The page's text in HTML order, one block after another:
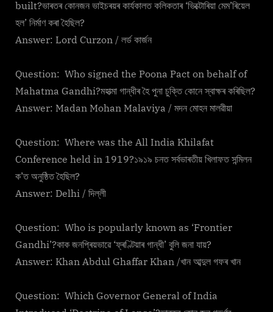
built?ভাৰতৰ কোনজন ভাইচৰয়ৰ কাৰ্যকালত কলিকতাৰ ‘ভিক্টোৰিয়া মেম’ৰিয়েল
হল’ নিৰ্মাণ কৰা হৈছিল?
Answer: Lord Curzon / লৰ্ড কাৰ্জন
Question: Who signed the Poona Pact on behalf of
Mahatma Gandhi?মহাত্মা গান্ধীৰ হৈ পুনা চুক্তি কোনে স্বাক্ষৰ কৰিছিল?
Answer: Madan Mohan Malaviya / মদন মোহন মালৱীয়া
Question: Where was the All India Khilafat
Conference held in 1919?১৯১৯ চনত সৰ্বভাৰতীয় খিলাফত সন্মিলন
ক’ত অনুষ্ঠিত হৈছিল?
Answer: Delhi / দিল্লী
Question: Who is popularly known as ‘Frontier
Gandhi’?কাক জনপ্ৰিয়ভাৱে ‘ফ্ৰণ্টিয়াৰ গান্ধী’ বুলি জনা যায়?
Answer: Khan Abdul Ghaffar Khan /খান আব্দুল গফৰ খান
Question: Which Governor General of India